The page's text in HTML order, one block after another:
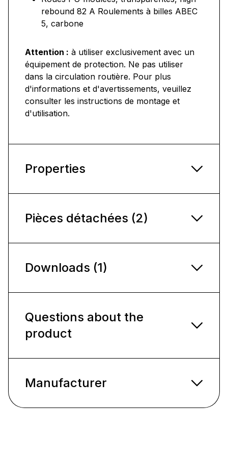
rebound 82 A Roulements à billes ABEC
5, carbone
Attention : à utiliser exclusivement avec un
équipement de protection. Ne pas utiliser
dans la circulation routière. Pour plus
d'informations et d'avertissements, veuillez
consulter les instructions de montage et
d'utilisation.
Properties
Pièces détachées (2)
Downloads (1)
Questions about the
product
Manufacturer